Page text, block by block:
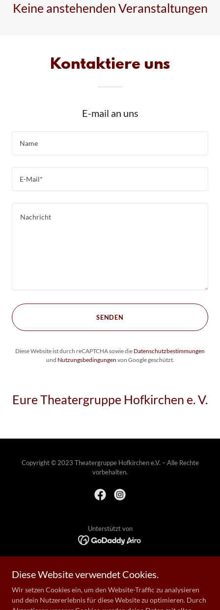
Keine anstehenden Veranstaltungen
Kontaktiere uns
E-mail an uns
Name
E-Mail*
SENDEN
Diese Website ist durch reCAPTCHA sowie die Datenschutzbestimmungen
und Nutzungsbedingungen von Google geschützt.
Eure Theatergruppe Hofkirchen e. V.
Copyright © 2023 Theatergruppe Hofkirchen e.V. – Alle Rechte
vorbehalten.
Unterstützt von
AUFFÜHRUNGSBEDINGUNGEN
DATENSCHUTZERKLÄRUNG
IMPRESSUM
Diese Website verwendet Cookies.
Wir setzen Cookies ein, um den Website-Traffic zu analysieren
und dein Nutzererlebnis für diese Website zu optimieren. Durch